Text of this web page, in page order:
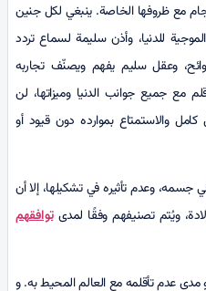
مع ظروفها الخاصة. ينبغي لكل جنين
للدنيا، وأذن سليمة لسماع تردد
وعقل سليم يفهم ويصنّف تجاربه
مع جميع جوانب الدنيا وميزاتها، لن
والاستمتاع بموارده دون قيود أو
وعدم تأثيره في تشكيلها، إلا أن
ويُتم تصنیفهم وفقًا لمدىتوافقهم
عدم تأقلمه مع العالم المحيط به. و